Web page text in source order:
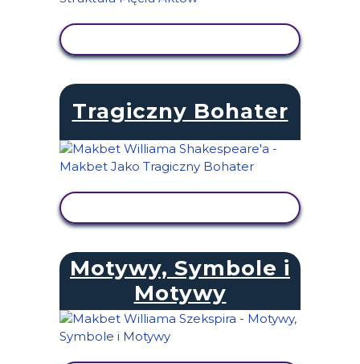
Tragiczny Bohater
Motywy, Symbole i
Motywy